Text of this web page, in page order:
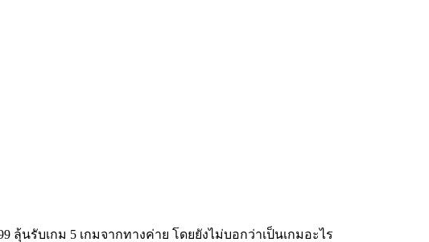
ลุ้นรับเกม 5 เกมจากทางค่าย โดยยังไม่บอกว่าเป็นเกมอะไร